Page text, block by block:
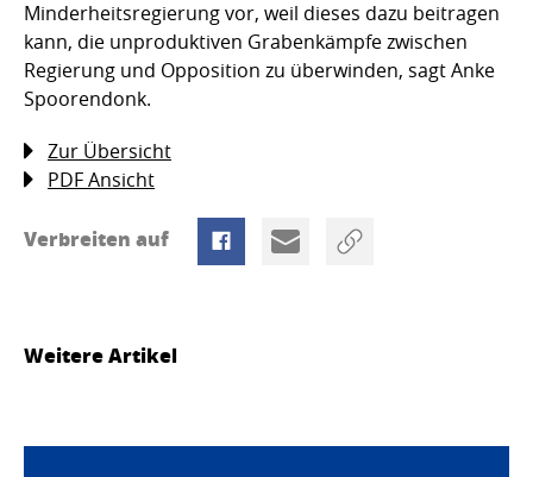
Minderheitsregierung vor, weil dieses dazu beitragen
kann, die unproduktiven Grabenkämpfe zwischen
Regierung und Opposition zu überwinden, sagt Anke
Spoorendonk.
Zur Übersicht
PDF Ansicht
Verbreiten auf
Weitere Artikel